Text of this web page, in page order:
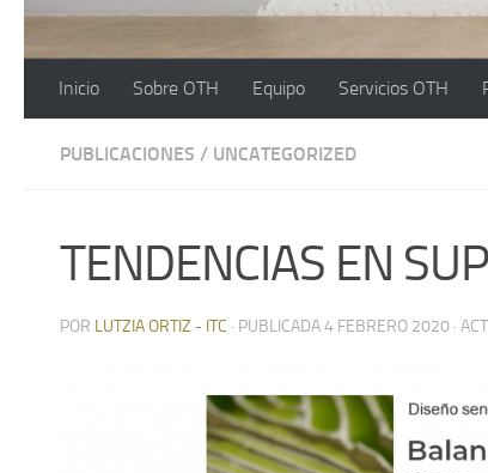
Inicio Sobre OTH Equipo Servicios OTH
PUBLICACIONES / UNCATEGORIZED
TENDENCIAS EN
POR LUTZIA ORTIZ - ITC · PUBLICADA4 FEBRERO 2020 ·